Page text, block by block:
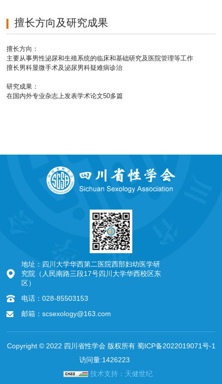
擅长方向及研究成果
擅长方向：
主要从事男性泌尿和生殖系统的临床和基础研究及医院管理等工作
擅长男科显微手术及泌尿男科疑难病诊治
研究成果：
在国内外专业杂志上发表学术论文50多篇
地址：四川大学华西第二医院西部妇幼医学研
究院（人民南路三段17号四川大学华西校区东
区）
电话：028-85503153
邮箱：scsexology@163.com
Copyright © 2022 四川省性学会 版权所有 蜀ICP备2022019071号-1
访问量:1426223
技术支持：天健世纪